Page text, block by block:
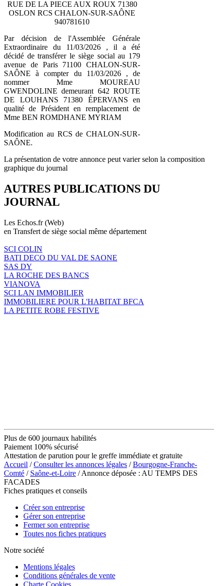
RUE DE LA PIECE AUX ROUX 71380
OSLON RCS CHALON-SUR-SAÔNE
940781610
Par décision de l'Assemblée Générale
Extraordinaire du 11/03/2026 , il a été
décidé de transférer le siège social au 179
avenue de Paris 71100 CHALON-SUR-
SAÔNE à compter du 11/03/2026 , de
nommer Mme MOUREAU
GWENDOLINE demeurant 642 ROUTE
DE LOUHANS 71380 ÉPERVANS en
qualité de Président en remplacement de
Mme BEN ROMDHANE MYRIAM
Modification au RCS de CHALON-SUR-
SAÔNE.
La présentation de votre annonce peut varier selon la composition
graphique du journal
AUTRES PUBLICATIONS DU
JOURNAL
Les Echos.fr (Web)
en Transfert de siège social même département
SCI COLIN
BATI DECO DU VAL DE SAONE
SAS DY
LA ROCHE DES BANCS
VIANOVA
SCI LAN IMMOBILIER
IMMOBILIERE POUR L'HABITAT BFCA
LA PETITE ROBE FESTIVE
Plus de 600 journaux habilités
Paiement 100% sécurisé
Attestation de parution pour le greffe immédiate et gratuite
Accueil /Consulter les annonces légales /Bourgogne-Franche-
Comté / Saône-et-Loire / Annonce déposée : AU TEMPS DES
FACADES
Fiches pratiques et conseils
Créer son entreprise
Gérer son entreprise
Fermer son entreprise
Toutes nos fiches pratiques
Notre société
Mentions légales
Conditions générales de vente
Charte Cookies